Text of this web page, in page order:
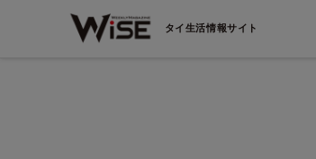
タイ生活情報サイト